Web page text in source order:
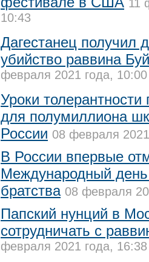
11
10:43
Дагестанец получил
убийство раввина
февраля 2021 года, 10:00
Уроки
для полумиллиона
России 08 февраля
В России впервые
Международный день
братства 08 февраля
Папский нунций в
сотрудничать с
февраля 2021 года, 16:38